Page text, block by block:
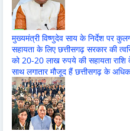
मुख्यमंत्री विष्णुदेव साय के निर्देश पर
सहायता के लिए छत्तीसगढ़ सरकार की
को 20-20 लाख रुपये की सहायता राशि
साथ लगातार मौजूद हैं छत्तीसगढ़ के